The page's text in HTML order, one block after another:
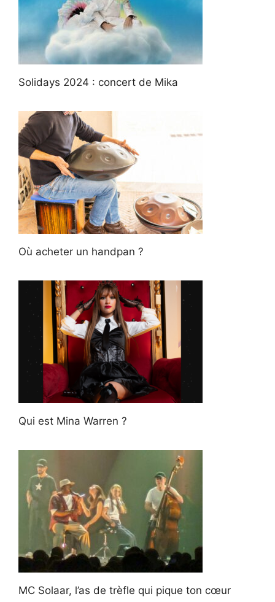
Solidays 2024 : concert de Mika
Où acheter un handpan ?
Qui est Mina Warren ?
MC Solaar, l’as de trèfle qui pique ton cœur